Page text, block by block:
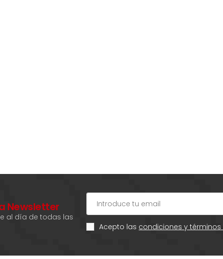
Newsletter
al día de todas las
Acepto las condiciones y términos